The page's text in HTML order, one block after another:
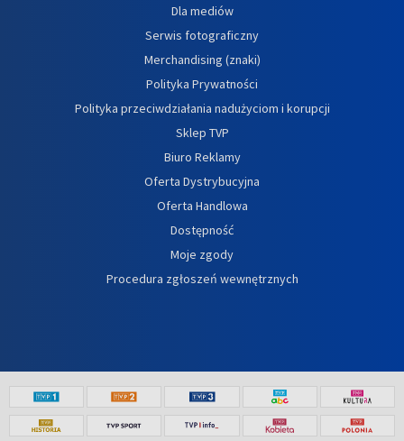
Dla mediów
Serwis fotograficzny
Merchandising (znaki)
Polityka Prywatności
Polityka przeciwdziałania nadużyciom i korupcji
Sklep TVP
Biuro Reklamy
Oferta Dystrybucyjna
Oferta Handlowa
Dostępność
Moje zgody
Procedura zgłoszeń wewnętrznych